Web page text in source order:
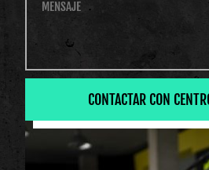
CONTACTAR CON